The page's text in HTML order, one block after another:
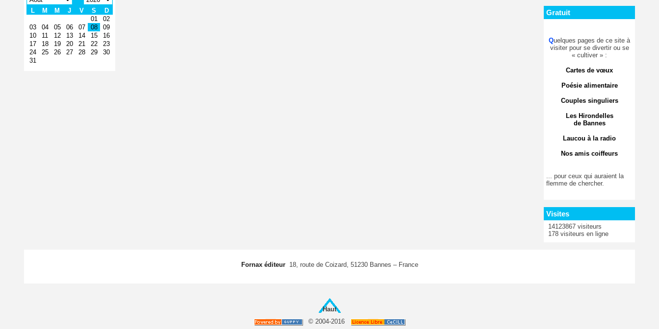
Gratuit
Quelques pages de ce site à
visiter pour se divertir ou se
« cultiver » :
Cartes de vœux
Poésie alimentaire
Couples singuliers
Les Hirondelles
de Bannes
Laucou à la radio
Nos amis coiffeurs
... pour ceux qui auraient la
flemme de chercher.
Visites
14123867 visiteurs
178 visiteurs en ligne
Fornax éditeur 18, route de Coizard, 51230 Bannes – France
Haut
© 2004-2016